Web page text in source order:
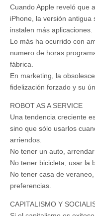
Cuando Apple reveló que
iPhone, la versión antigua
instalen más aplicaciones.
Lo más ha ocurrido con
numero de horas
fábrica.
En marketing, la
fidelización forzado y su
ROBOT AS A SERVICE
Una tendencia creciente
sino que sólo usarlos
arriendos.
No tener un auto,
No tener bicicleta, usar la
No tener casa de
preferencias.
CAPITALISMO Y